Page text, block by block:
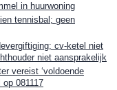
in huurwoning
tennisbal; geen
cv-ketel niet
niet aansprakelijk
vereist ‘voldoende
081117